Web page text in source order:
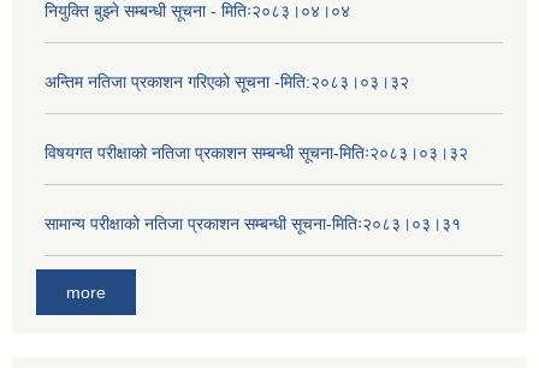
नियुक्ति बुझ्ने सम्बन्धी सूचना - मितिः२०८३।०४।०४
अन्तिम नतिजा प्रकाशन गरिएको सूचना -मिति:२०८३।०३।३२
विषयगत परीक्षाको नतिजा प्रकाशन सम्बन्धी सूचना-मितिः२०८३।०३।३२
सामान्य परीक्षाको नतिजा प्रकाशन सम्बन्धी सूचना-मितिः२०८३।०३।३१
more